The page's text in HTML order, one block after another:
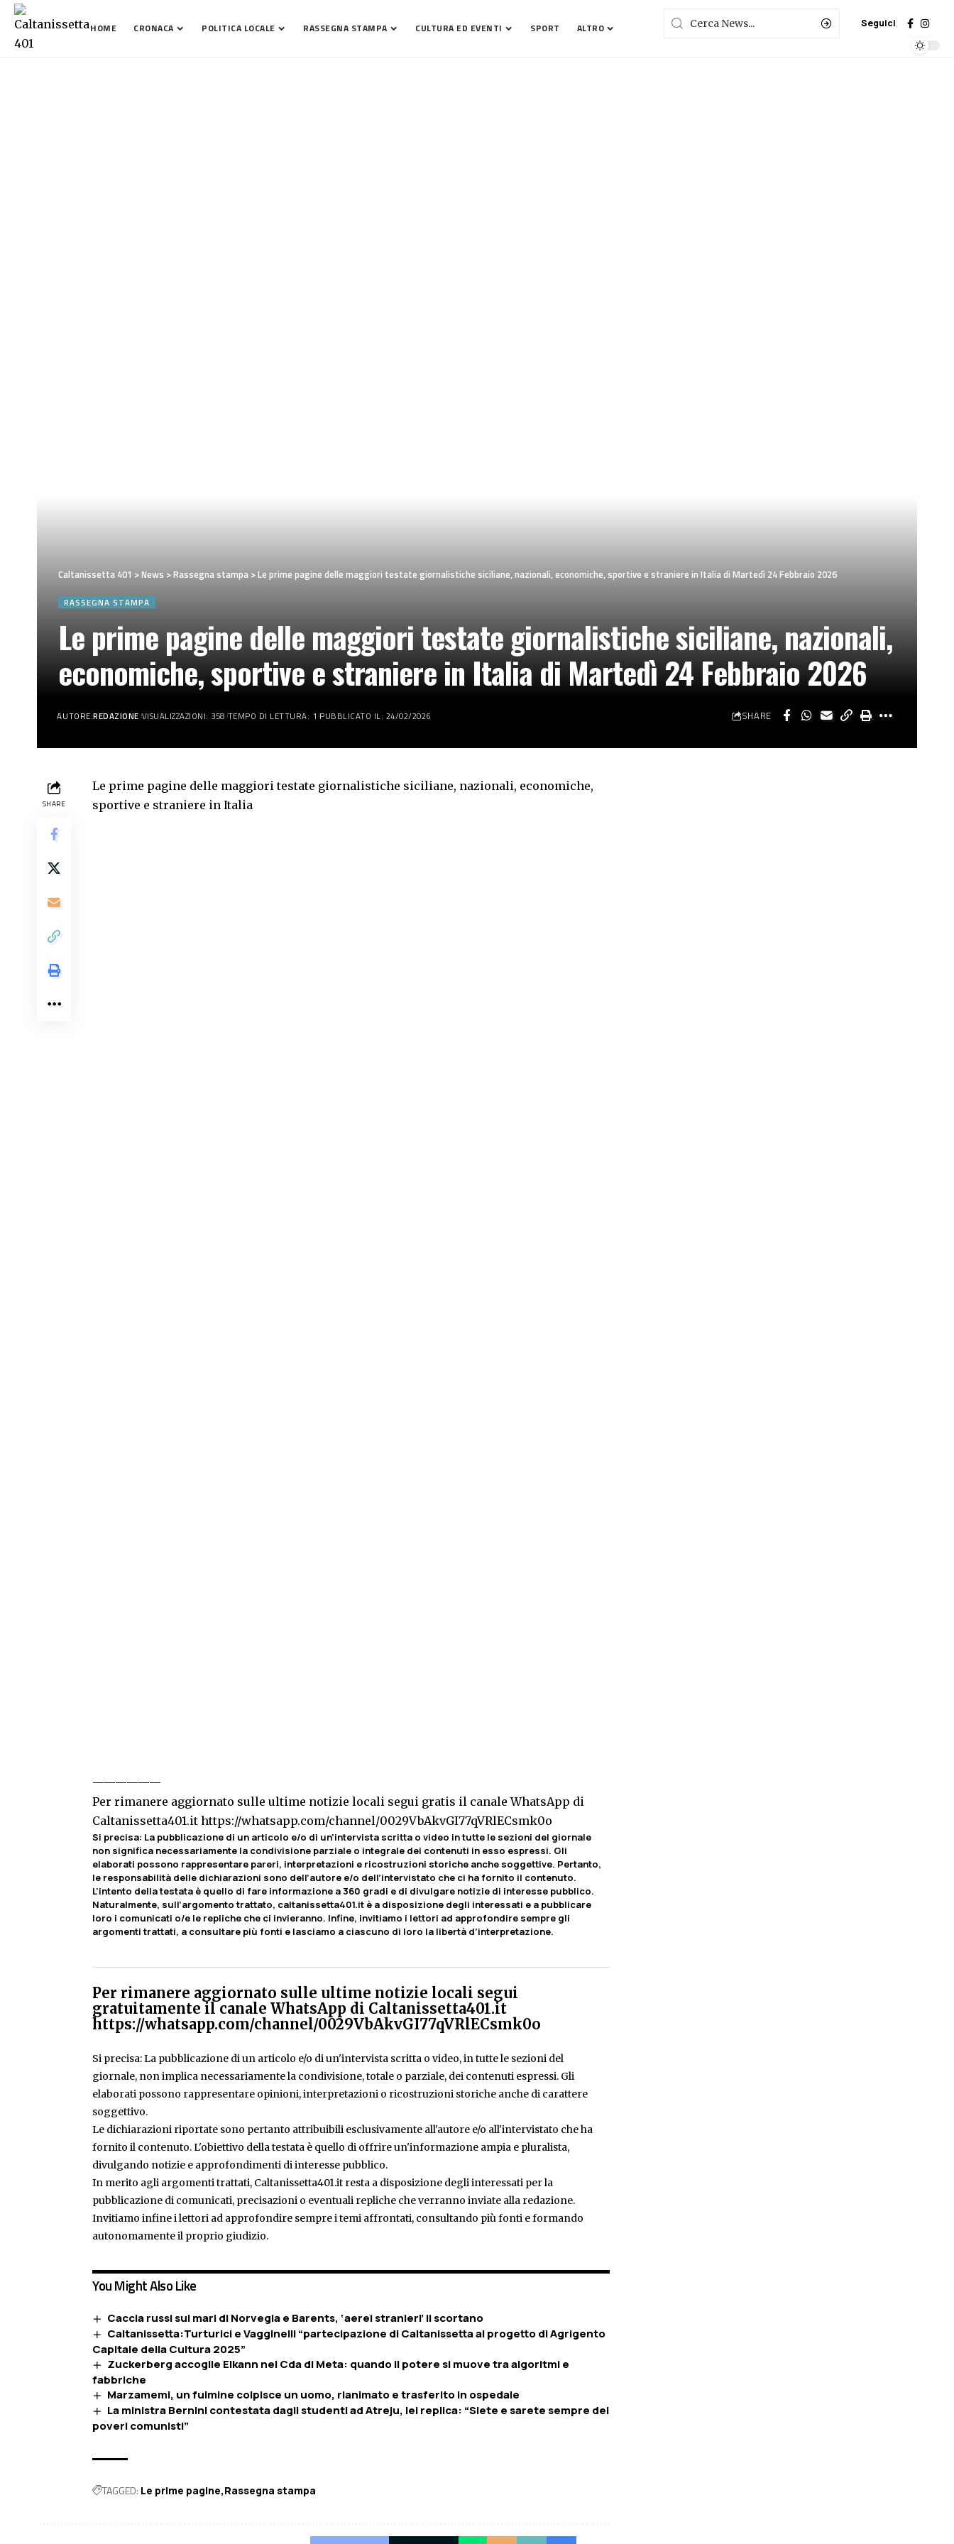
HOME CRONACA POLITICA LOCALE RASSEGNA STAMPA CULTURA ED EVENTI SPORT ALTRO Seguici
Caltanissetta 401 >News >Rassegna stampa >Le prime pagine delle maggiori testate giornalistiche siciliane, nazionali, economiche, sportive e straniere in Italia di Martedì 24 Febbraio 2026
RASSEGNA STAMPA
Le prime pagine delle maggiori testate giornalistiche siciliane, nazionali,
economiche, sportive e straniere in Italia di Martedì 24 Febbraio 2026
AUTORE:REDAZIONE VISUALIZZAZIONI: 358 TEMPO DI LETTURA: 1 PUBBLICATO IL: 24/02/2026 SHARE
SHARE
Le prime pagine delle maggiori testate giornalistiche siciliane, nazionali, economiche,
sportive e straniere in Italia
——————
Per rimanere aggiornato sulle ultime notizie locali segui gratis il canale WhatsApp di
Caltanissetta401.it https://whatsapp.com/channel/0029VbAkvGI77qVRlECsmk0o
Si precisa: La pubblicazione di un articolo e/o di un’intervista scritta o video in tutte le sezioni del giornale
non significa necessariamente la condivisione parziale o integrale dei contenuti in esso espressi. Gli
elaborati possono rappresentare pareri, interpretazioni e ricostruzioni storiche anche soggettive. Pertanto,
le responsabilità delle dichiarazioni sono dell’autore e/o dell’intervistato che ci ha fornito il contenuto.
L’intento della testata è quello di fare informazione a 360 gradi e di divulgare notizie di interesse pubblico.
Naturalmente, sull’argomento trattato, caltanissetta401.it è a disposizione degli interessati e a pubblicare
loro i comunicati o/e le repliche che ci invieranno. Infine, invitiamo i lettori ad approfondire sempre gli
argomenti trattati, a consultare più fonti e lasciamo a ciascuno di loro la libertà d’interpretazione.
Per rimanere aggiornato sulle ultime notizie locali segui
gratuitamente il canale WhatsApp di Caltanissetta401.it
https://whatsapp.com/channel/0029VbAkvGI77qVRlECsmk0o
Si precisa: La pubblicazione di un articolo e/o di un'intervista scritta o video, in tutte le sezioni del
giornale, non implica necessariamente la condivisione, totale o parziale, dei contenuti espressi. Gli
elaborati possono rappresentare opinioni, interpretazioni o ricostruzioni storiche anche di carattere
soggettivo.
Le dichiarazioni riportate sono pertanto attribuibili esclusivamente all'autore e/o all'intervistato che ha
fornito il contenuto. L'obiettivo della testata è quello di offrire un'informazione ampia e pluralista,
divulgando notizie e approfondimenti di interesse pubblico.
In merito agli argomenti trattati, Caltanissetta401.it resta a disposizione degli interessati per la
pubblicazione di comunicati, precisazioni o eventuali repliche che verranno inviate alla redazione.
Invitiamo infine i lettori ad approfondire sempre i temi affrontati, consultando più fonti e formando
autonomamente il proprio giudizio.
You Might Also Like
Caccia russi sui mari di Norvegia e Barents, ‘aerei stranieri’ li scortano
Caltanissetta:Turturici e Vagginelli “partecipazione di Caltanissetta al progetto di Agrigento
Capitale della Cultura 2025”
Zuckerberg accoglie Elkann nel Cda di Meta: quando il potere si muove tra algoritmi e
fabbriche
Marzamemi, un fulmine colpisce un uomo, rianimato e trasferito in ospedale
La ministra Bernini contestata dagli studenti ad Atreju, lei replica: “Siete e sarete sempre dei
poveri comunisti”
TAGGED: Le prime pagine Rassegna stampa